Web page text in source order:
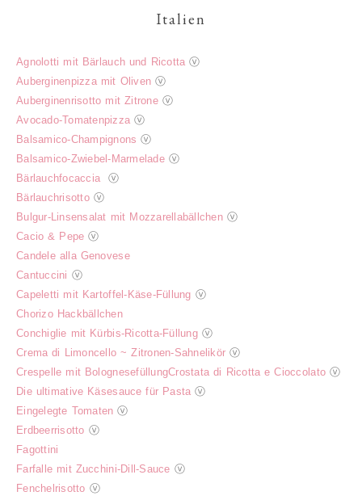
Italien
Agnolotti mit Bärlauch und Ricotta ⓥ
Auberginenpizza mit Oliven ⓥ
Auberginenrisotto mit Zitrone ⓥ
Avocado-Tomatenpizza ⓥ
Balsamico-Champignons ⓥ
Balsamico-Zwiebel-Marmelade ⓥ
Bärlauchfocaccia
ⓥ
Bärlauchrisotto ⓥ
Bulgur-Linsensalat mit Mozzarellabällchen ⓥ
Cacio & Pepe ⓥ
Candele alla Genovese
Cantuccini ⓥ
Capeletti mit Kartoffel-Käse-Füllung ⓥ
Chorizo Hackbällchen
Conchiglie mit Kürbis-Ricotta-Füllung ⓥ
Crema di Limoncello ~ Zitronen-Sahnelikör ⓥ
Crespelle mit BolognesefüllungCrostata di Ricotta e Cioccolato ⓥ
Die ultimative Käsesauce für Pasta ⓥ
Eingelegte Tomaten ⓥ
Erdbeerrisotto ⓥ
Fagottini
Farfalle mit Zucchini-Dill-Sauce ⓥ
Fenchelrisotto ⓥ